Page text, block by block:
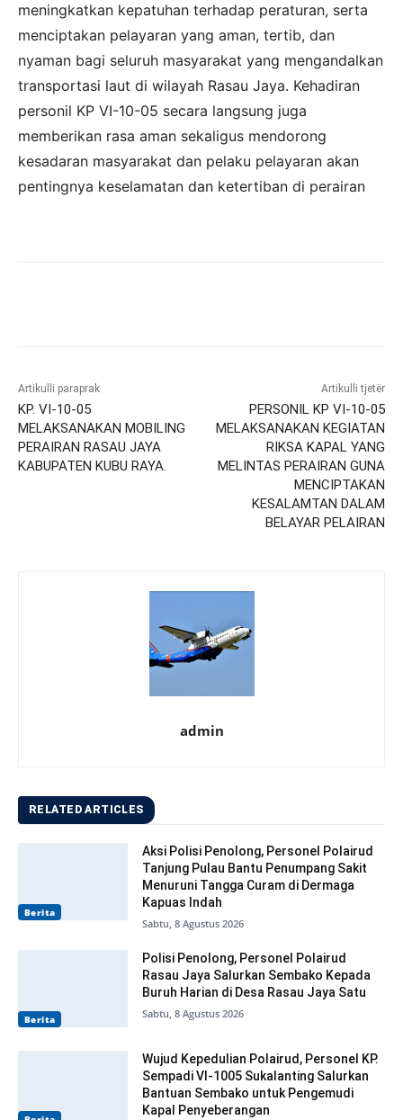
meningkatkan kepatuhan terhadap peraturan, serta
menciptakan pelayaran yang aman, tertib, dan
nyaman bagi seluruh masyarakat yang mengandalkan
transportasi laut di wilayah Rasau Jaya. Kehadiran
personil KP VI-10-05 secara langsung juga
memberikan rasa aman sekaligus mendorong
kesadaran masyarakat dan pelaku pelayaran akan
pentingnya keselamatan dan ketertiban di perairan
Artikulli paraprak
KP. VI-10-05
MELAKSANAKAN MOBILING
PERAIRAN RASAU JAYA
KABUPATEN KUBU RAYA.
Artikulli tjetër
PERSONIL KP VI-10-05
MELAKSANAKAN KEGIATAN
RIKSA KAPAL YANG
MELINTAS PERAIRAN GUNA
MENCIPTAKAN
KESALAMTAN DALAM
BELAYAR PELAIRAN
admin
RELATED ARTICLES
Berita
Aksi Polisi Penolong, Personel Polairud
Tanjung Pulau Bantu Penumpang Sakit
Menuruni Tangga Curam di Dermaga
Kapuas Indah
Sabtu, 8 Agustus 2026
Berita
Polisi Penolong, Personel Polairud
Rasau Jaya Salurkan Sembako Kepada
Buruh Harian di Desa Rasau Jaya Satu
Sabtu, 8 Agustus 2026
Wujud Kepedulian Polairud, Personel KP.
Sempadi VI-1005 Sukalanting Salurkan
Bantuan Sembako untuk Pengemudi
Kapal Penyeberangan